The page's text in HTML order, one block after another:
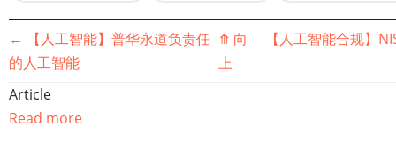
书
籍
遍
←
【人工智能】普华永道负责任
的人工智能
⤊ 向
上
【人工智能合规】
Article
Read more